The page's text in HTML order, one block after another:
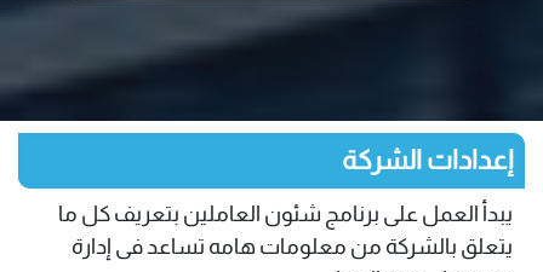
إعدادات الشركة
يبدأ العمل على برنامج شئون العاملين بتعريف كل ما
يتعلق بالشركة من معلومات هامه تساعد فى إدارة